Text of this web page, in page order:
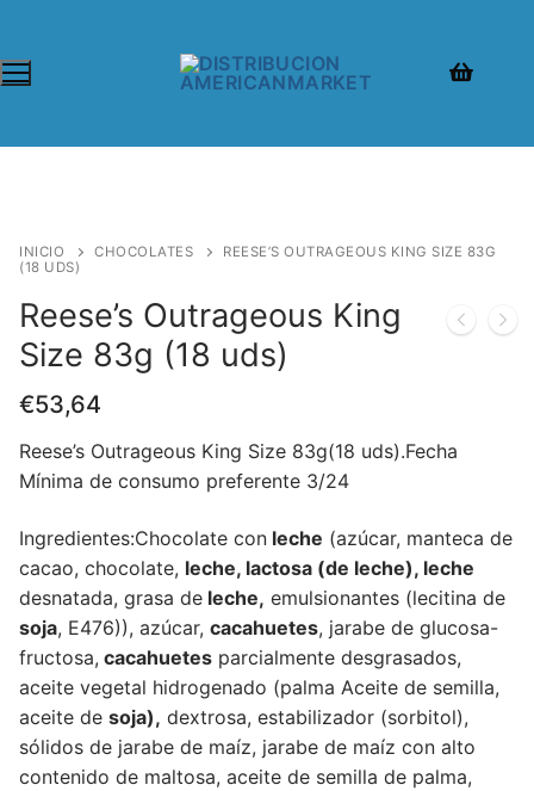
INICIO CHOCOLATES
REESE’S OUTRAGEOUS KING SIZE 83G
(18 UDS)
Reese’s Outrageous King
Size 83g (18 uds)
€53,64
Reese’s Outrageous King Size 83g(18 uds).Fecha
Mínima de consumo preferente 3/24
Ingredientes:Chocolate con leche (azúcar, manteca de
cacao, chocolate, leche, lactosa (de leche), leche
desnatada, grasa de leche, emulsionantes (lecitina de
soja, E476)), azúcar, cacahuetes, jarabe de glucosa-
fructosa, cacahuetes parcialmente desgrasados,
aceite vegetal hidrogenado (palma Aceite de semilla,
aceite de soja), dextrosa, estabilizador (sorbitol),
sólidos de jarabe de maíz, jarabe de maíz con alto
contenido de maltosa, aceite de semilla de palma,